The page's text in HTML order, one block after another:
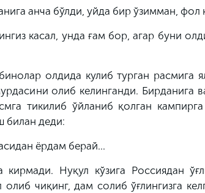
анча бўлди, уйда бир ўзимман, фол
касал, унда ғам бор, агар буни
олдида кулиб турган расмига
олиб келинганди. Бирданига
тикилиб ўйланиб қолган
билан деди:
ёрдам берай...
кирмади. Нуқул кўзига Россиядан
чиқинг, дам солиб ўғлингизга